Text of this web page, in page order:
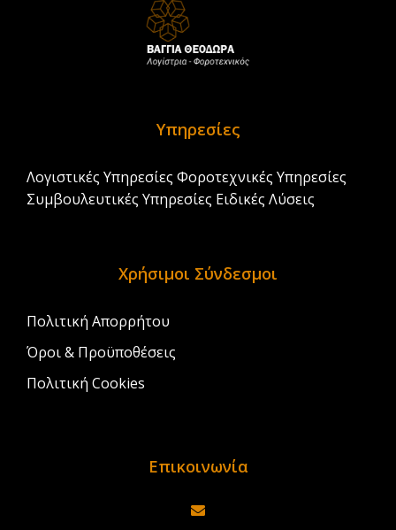
Υπηρεσίες
Λογιστικές Υπηρεσίες Φοροτεχνικές Υπηρεσίες
Συμβουλευτικές Υπηρεσίες Ειδικές Λύσεις
Χρήσιμοι Σύνδεσμοι
Πολιτική Απορρήτου
Όροι & Προϋποθέσεις
Πολιτική Cookies
Επικοινωνία